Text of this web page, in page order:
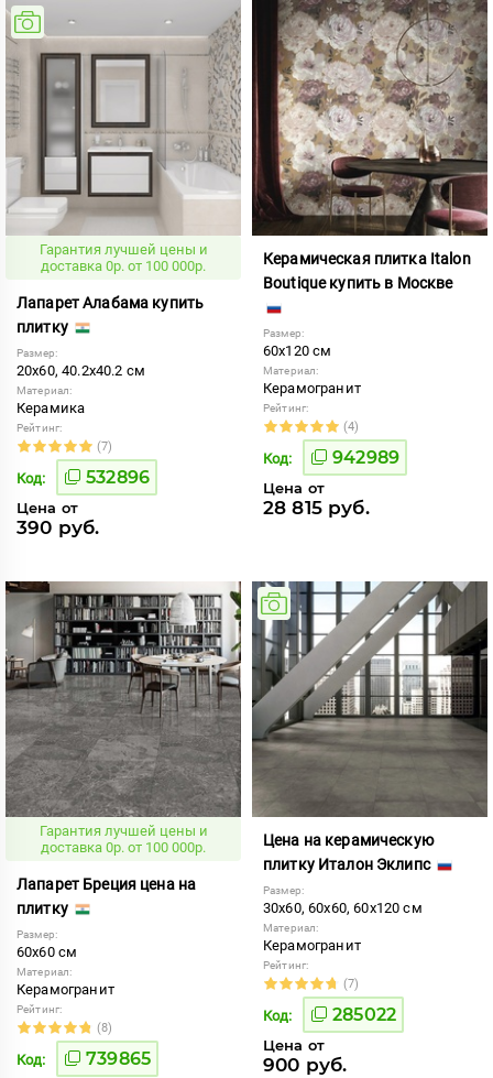
Гарантия лучшей цены и
доставка 0р. от 100 000р.
Лапарет Алабама купить
плитку
Размер:
20x60, 40.2x40.2 см
Материал:
Керамика
Рейтинг:
(7)
Код: 532896
Цена от
390 руб.
Керамическая плитка Italon
Boutique купить в Москве
Размер:
60x120 см
Материал:
Керамогранит
Рейтинг:
(4)
Код: 942989
Цена от
28 815 руб.
Гарантия лучшей цены и
доставка 0р. от 100 000р.
Лапарет Бреция цена на
плитку
Размер:
60x60 см
Материал:
Керамогранит
Рейтинг:
(8)
Код: 739865
Цена на керамическую
плитку Италон Эклипс
Размер:
30x60, 60x60, 60x120 см
Материал:
Керамогранит
Рейтинг:
(7)
Код: 285022
Цена от
900 руб.